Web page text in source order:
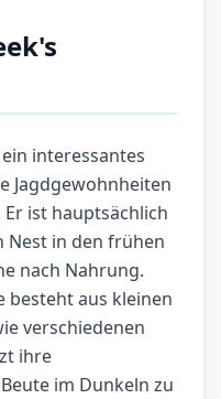
interessantes
Jagdgewohnheiten
ist hauptsächlich
Nest in den frühen
nach Nahrung.
besteht aus kleinen
verschiedenen
ihre
im Dunkeln zu